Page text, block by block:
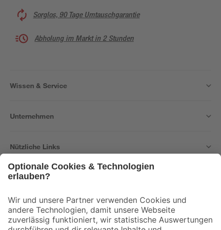
Sorglos, 90 Tage Umtauschgarantie
Abholung im Markt in 2 Stunden
Wissen & Service
Unternehmen
Nützliche Links
Der toom Newsletter: Keine Angebote und Aktionen mehr verpassen!
Zur Newsletter Anmeldung